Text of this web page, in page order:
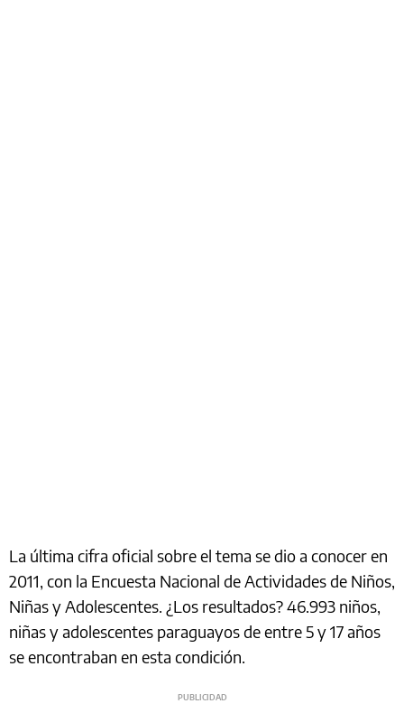
La última cifra oficial sobre el tema se dio a conocer en
2011, con la Encuesta Nacional de Actividades de Niños,
Niñas y Adolescentes. ¿Los resultados? 46.993 niños,
niñas y adolescentes paraguayos de entre 5 y 17 años
se encontraban en esta condición.